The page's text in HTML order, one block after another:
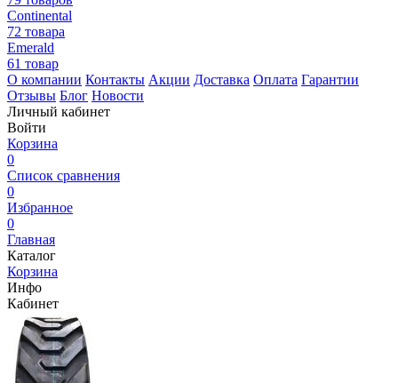
Continental
72 товара
Emerald
61 товар
О компании Контакты Акции Доставка Оплата Гарантии
Отзывы Блог Новости
Личный кабинет
Войти
Корзина
0
Список сравнения
0
Избранное
0
Главная
Каталог
Корзина
Инфо
Кабинет